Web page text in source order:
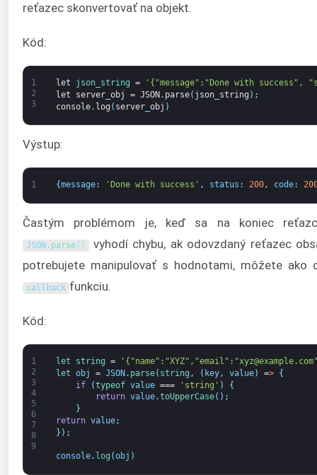
reťazec skonvertovať na objekt.
Kód:
1
2
3
let json_string =
'{"message":"Done with success",
let
server_ obj = JSON. parse( json_ string ) ;
console. log ( server_ obj )
Výstup:
1 {message: 'Done with success' , status : 200, code:
Častým problémom je, keď sa na koniec
JSON . parse( ) vyhodí chybu, ak odovzdaný reťazec
potrebujete manipulovať s hodnotami, môžete ako
callback funkciu.
Kód:
1
2
3
4
5
6
7
8
9
let string =
let obj = JSON. parse( string , ( key, value) =>
{
if
(typeof value === 'string' )
{
return value.toUpperCase( ) ;
}
return value;
} ) ;
console. log (obj )